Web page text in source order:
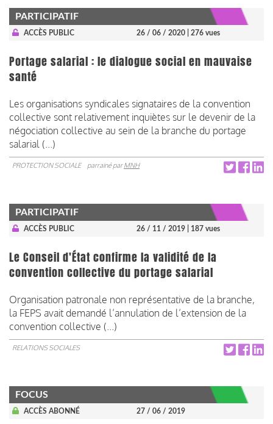
PARTICIPATIF
ACCÈS PUBLIC 26 / 06 / 2020 | 276 vues
Portage salarial : le dialogue social en mauvaise
santé
Les organisations syndicales signataires de la convention
collective sont relativement inquiètes sur le devenir de la
négociation collective au sein de la branche du portage
salarial (...)
PROTECTION SOCIALE parrainé parMNH
PARTICIPATIF
ACCÈS PUBLIC 26 / 11 / 2019 | 187 vues
Le Conseil d'État confirme la validité de la
convention collective du portage salarial
Organisation patronale non représentative de la branche,
la FEPS avait demandé l’annulation de l’extension de la
convention collective (...)
RELATIONS SOCIALES
FOCUS
ACCÈS ABONNÉ 27 / 06 / 2019